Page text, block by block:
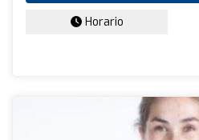
Horario